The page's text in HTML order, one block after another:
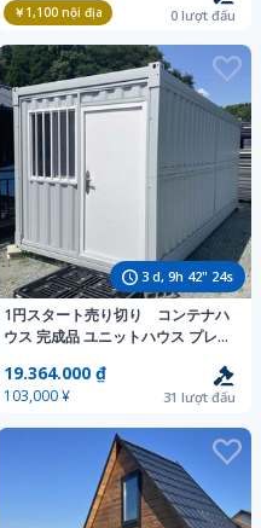
￥1,100nội địa 0 lượt đấu
3 d, 9h 42" 22s
1円スタート売り切り コンテナハ
ウス 完成品 ユニットハウス プレハ
配線済 外装塗装済み 現状渡し
19.364.000 ₫
103,000 ¥ 31 lượt đấu